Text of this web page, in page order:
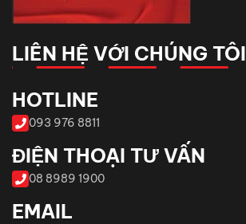
LIÊN HỆ VỚI CHÚNG TÔI
HOTLINE
093 976 8811
ĐIỆN THOẠI TƯ VẤN
08 8989 1900
EMAIL